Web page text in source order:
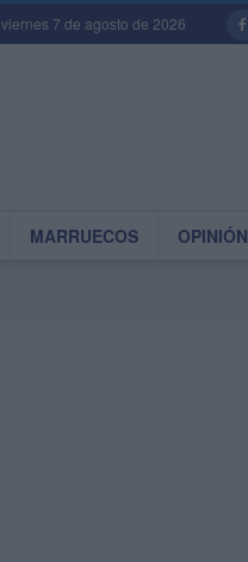
viernes 7 de agosto de 2026
MARRUECOS OPINIÓN